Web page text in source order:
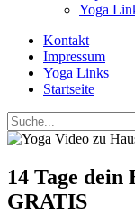
Yoga
Kontakt
Impressum
Yoga Links
Startseite
Suche
14 Tage dein
GRATIS